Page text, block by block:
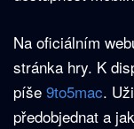
Na oficiálním
stránka hry. K
píše 9to5mac.
předobjednat a